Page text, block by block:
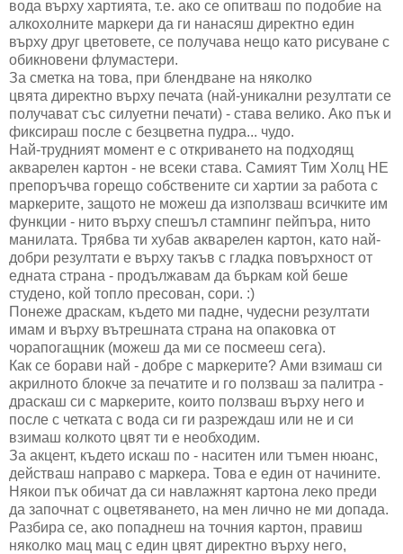
вода върху хартията, т.е. ако се опитваш по подобие на
алкохолните маркери да ги нанасяш директно един
върху друг цветовете, се получава нещо като рисуване с
обикновени флумастери.
За сметка на това, при блендване на няколко
цвята директно върху печата (най-уникални резултати се
получават със силуетни печати) - става велико. Ако пък и
фиксираш после с безцветна пудра... чудо.
Най-трудният момент е с откриването на подходящ
акварелен картон - не всеки става. Самият Тим Холц НЕ
препоръчва горещо собствените си хартии за работа с
маркерите, защото не можеш да използваш всичките им
функции - нито върху спешъл стампинг пейпъра, нито
манилата. Трябва ти хубав акварелен картон, като най-
добри резултати е върху такъв с гладка повърхност от
едната страна - продължавам да бъркам кой беше
студено, кой топло пресован, сори. :)
Понеже драскам, където ми падне, чудесни резултати
имам и върху вътрешната страна на опаковка от
чорапогащник (можеш да ми се посмееш сега).
Как се борави най - добре с маркерите? Ами взимаш си
акрилното блокче за печатите и го ползваш за палитра -
драскаш си с маркерите, които ползваш върху него и
после с четката с вода си ги разреждаш или не и си
взимаш колкото цвят ти е необходим.
За акцент, където искаш по - наситен или тъмен нюанс,
действаш направо с маркера. Това е един от начините.
Някои пък обичат да си навлажнят картона леко преди
да започнат с оцветяването, на мен лично не ми допада.
Разбира се, ако попаднеш на точния картон, правиш
няколко мац мац с един цвят директно върху него,